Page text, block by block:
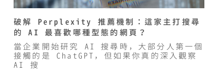
破解 Perplexity 推薦機制：這家主打搜尋
的 AI 最喜歡哪種型態的網頁？
當企業開始研究 AI 搜尋時，大部分人第一個
接觸的是 ChatGPT，但如果你真的深入觀察
AI 搜